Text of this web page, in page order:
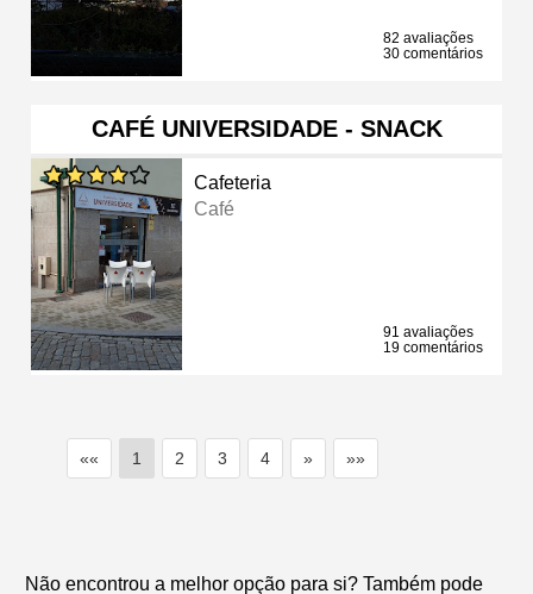
82 avaliações
30 comentários
CAFÉ UNIVERSIDADE - SNACK
Cafeteria
Café
91 avaliações
19 comentários
«« 1 2 3 4 » »»
Não encontrou a melhor opção para si? Também pode